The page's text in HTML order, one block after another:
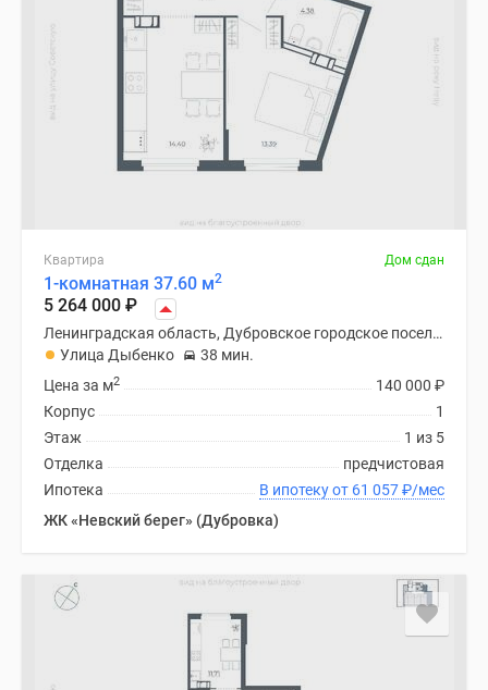
Квартира Дом сдан
1-комнатная 37.60 м2
5 264 000 ₽
Ленинградская область, Дубровское городское поселение
Улица Дыбенко
38 мин.
140 000 ₽
Цена за м2
1
Корпус
1 из 5
Этаж
предчистовая
Отделка
В ипотеку от 61 057₽/мес
Ипотека
ЖК «Невский берег» (Дубровка)